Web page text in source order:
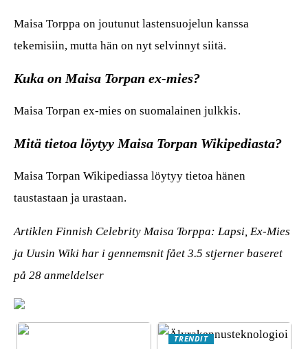
Maisa Torppa on joutunut lastensuojelun kanssa
tekemisiin, mutta hän on nyt selvinnyt siitä.
Kuka on Maisa Torpan ex-mies?
Maisa Torpan ex-mies on suomalainen julkkis.
Mitä tietoa löytyy Maisa Torpan Wikipediasta?
Maisa Torpan Wikipediassa löytyy tietoa hänen
taustastaan ja urastaan.
Artiklen Finnish Celebrity Maisa Torppa: Lapsi, Ex-Mies
ja Uusin Wiki har i gennemsnit fået 3.5 stjerner baseret
på 28 anmeldelser
TRENDIT